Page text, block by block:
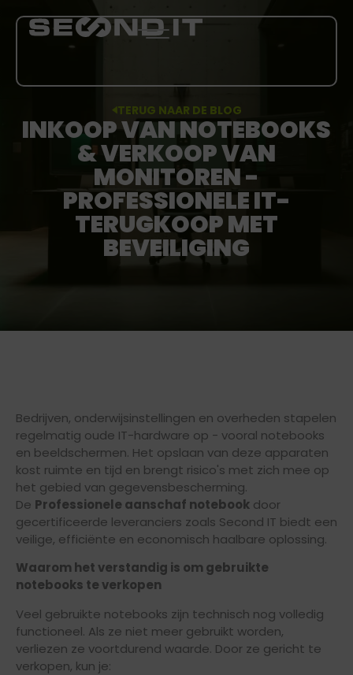
DIENSTEN
OVER ONS
BLOG
CARRIÈRE
TERUG NAAR DE BLOG
INKOOP VAN NOTEBOOKS
& VERKOOP VAN
MONITOREN -
PROFESSIONELE IT-
TERUGKOOP MET
BEVEILIGING
Bedrijven, onderwijsinstellingen en overheden stapelen
regelmatig oude IT-hardware op - vooral notebooks
en beeldschermen. Het opslaan van deze apparaten
kost ruimte en tijd en brengt risico's met zich mee op
het gebied van gegevensbescherming.
De Professionele aanschaf notebook door
gecertificeerde leveranciers zoals Second IT biedt een
veilige, efficiënte en economisch haalbare oplossing.
Waarom het verstandig is om gebruikte
notebooks te verkopen
Veel gebruikte notebooks zijn technisch nog volledig
functioneel. Als ze niet meer gebruikt worden,
verliezen ze voortdurend waarde. Door ze gericht te
verkopen, kun je: